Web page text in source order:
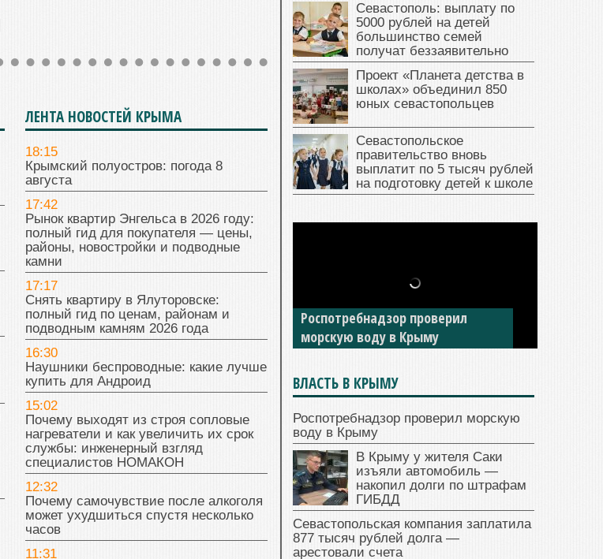
ЛЕНТА НОВОСТЕЙ КРЫМА
18:15
Крымский полуостров: погода 8
августа
17:42
Рынок квартир Энгельса в 2026 году:
полный гид для покупателя — цены,
районы, новостройки и подводные
камни
17:17
Снять квартиру в Ялуторовске:
полный гид по ценам, районам и
подводным камням 2026 года
16:30
Наушники беспроводные: какие лучше
купить для Андроид
15:02
Почему выходят из строя сопловые
нагреватели и как увеличить их срок
службы: инженерный взгляд
специалистов НОМАКОН
12:32
Почему самочувствие после алкоголя
может ухудшиться спустя несколько
часов
11:31
Севастополь: выплату по
5000 рублей на детей
большинство семей
получат беззаявительно
Проект «Планета детства в
школах» объединил 850
юных севастопольцев
Севастопольское
правительство вновь
выплатит по 5 тысяч рублей
на подготовку детей к школе
Роспотребнадзор проверил
морскую воду в Крыму
ВЛАСТЬ В КРЫМУ
Роспотребнадзор проверил морскую
воду в Крыму
В Крыму у жителя Саки
изъяли автомобиль —
накопил долги по штрафам
ГИБДД
Севастопольская компания заплатила
877 тысяч рублей долга —
арестовали счета